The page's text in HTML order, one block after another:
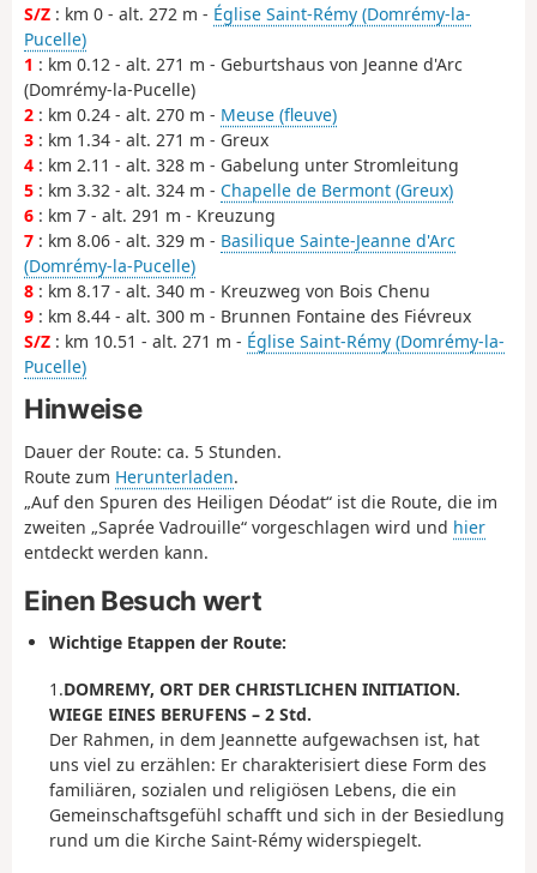
S/Z : km 0 - alt. 272 m - Église Saint-Rémy (Domrémy-la-
Pucelle)
1 : km 0.12 - alt. 271 m - Geburtshaus von Jeanne d'Arc
(Domrémy-la-Pucelle)
2 : km 0.24 - alt. 270 m - Meuse (fleuve)
3 : km 1.34 - alt. 271 m - Greux
4 : km 2.11 - alt. 328 m - Gabelung unter Stromleitung
5 : km 3.32 - alt. 324 m - Chapelle de Bermont (Greux)
6 : km 7 - alt. 291 m - Kreuzung
7 : km 8.06 - alt. 329 m - Basilique Sainte-Jeanne d'Arc
(Domrémy-la-Pucelle)
8 : km 8.17 - alt. 340 m - Kreuzweg von Bois Chenu
9 : km 8.44 - alt. 300 m - Brunnen Fontaine des Fiévreux
S/Z : km 10.51 - alt. 271 m - Église Saint-Rémy (Domrémy-la-
Pucelle)
Hinweise
Dauer der Route: ca. 5 Stunden.
Route zum Herunterladen.
„Auf den Spuren des Heiligen Déodat“ ist die Route, die im
zweiten „Saprée Vadrouille“ vorgeschlagen wird und hier
entdeckt werden kann.
Einen Besuch wert
Wichtige Etappen der Route:
1.DOMREMY, ORT DER CHRISTLICHEN INITIATION.
WIEGE EINES BERUFENS – 2 Std.
Der Rahmen, in dem Jeannette aufgewachsen ist, hat
uns viel zu erzählen: Er charakterisiert diese Form des
familiären, sozialen und religiösen Lebens, die ein
Gemeinschaftsgefühl schafft und sich in der Besiedlung
rund um die Kirche Saint-Rémy widerspiegelt.